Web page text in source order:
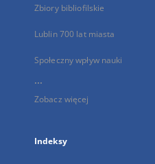
Zbiory bibliofilskie
Lublin 700 lat miasta
Społeczny wpływ nauki
...
Zobacz więcej
Indeksy